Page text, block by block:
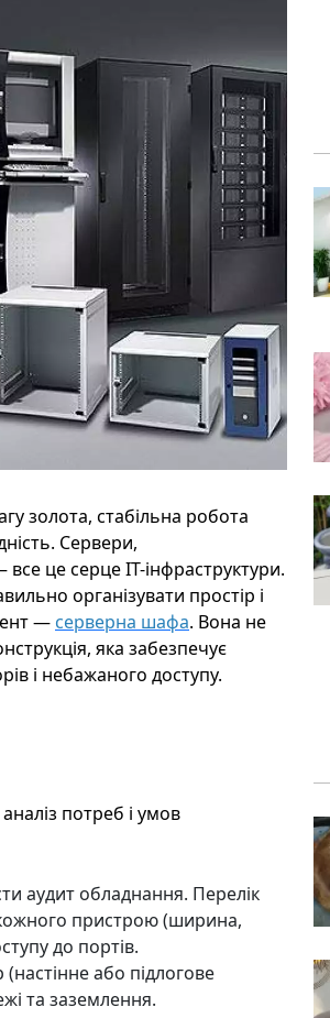
золота, стабільна робота
Сервери,
це серце IT-інфраструктури.
організувати простір і
— серверна шафа. Вона не
яка забезпечує
і небажаного доступу.
потреб і умов
аудит обладнання. Перелік
кожного пристрою (ширина,
до портів.
або підлогове
та заземлення.